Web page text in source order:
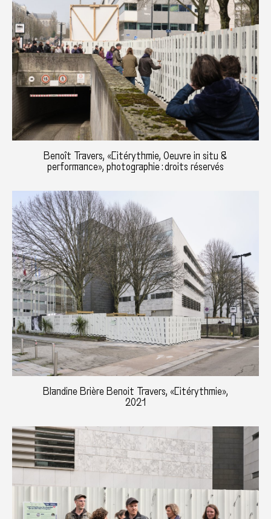
Benoît Travers, «Citérythmie, Oeuvre in situ &
performance», photographie : droits réservés
Blandine Brière Benoit Travers, «Citérythmie»,
2021